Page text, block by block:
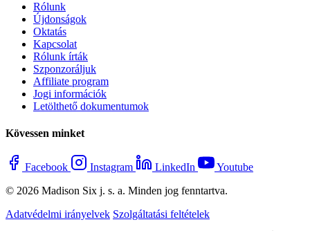
Rólunk
Újdonságok
Oktatás
Kapcsolat
Rólunk írták
Szponzoráljuk
Affiliate program
Jogi információk
Letölthető dokumentumok
Kövessen minket
Facebook Instagram LinkedIn
Youtube
© 2026 Madison Six j. s. a. Minden jog fenntartva.
Adatvédelmi irányelvek Szolgáltatási feltételek